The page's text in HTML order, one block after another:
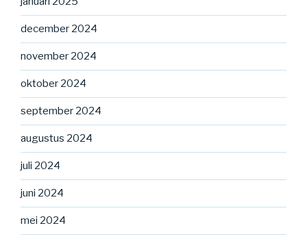
december 2024
november 2024
oktober 2024
september 2024
augustus 2024
juli 2024
juni 2024
mei 2024